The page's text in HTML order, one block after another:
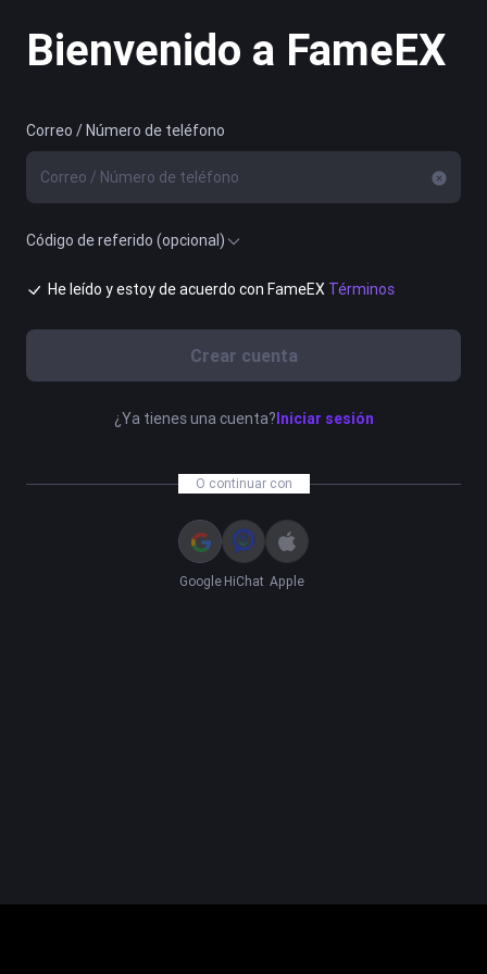
Bienvenido a FameEX
Correo / Número de teléfono
Código de referido (opcional)
He leído y estoy de acuerdo con FameEX Términos
Crear cuenta
¿Ya tienes una cuenta?Iniciar sesión
O continuar con
Google HiChat Apple